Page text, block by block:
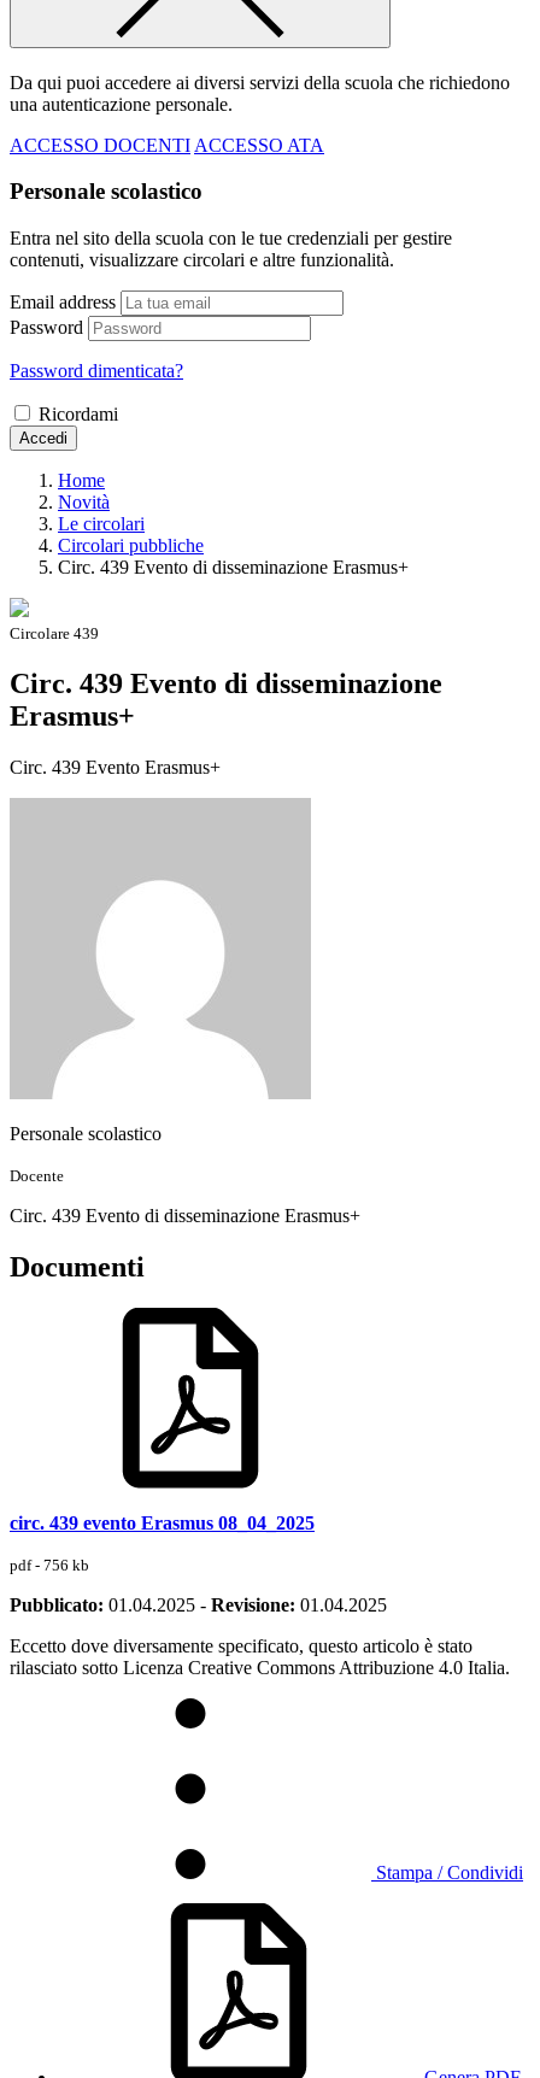
Da qui puoi accedere ai diversi servizi della scuola che richiedono
una autenticazione personale.
ACCESSO DOCENTI ACCESSO ATA
Personale scolastico
Entra nel sito della scuola con le tue credenziali per gestire
contenuti, visualizzare circolari e altre funzionalità.
Email address
Password
Password dimenticata?
Ricordami
Accedi
Home
Novità
Le circolari
Circolari pubbliche
Circ. 439 Evento di disseminazione Erasmus+
Circolare 439
Circ. 439 Evento di disseminazione
Erasmus+
Circ. 439 Evento Erasmus+
Personale scolastico
Docente
Circ. 439 Evento di disseminazione Erasmus+
Documenti
circ. 439 evento Erasmus 08_04_2025
pdf - 756 kb
Pubblicato: 01.04.2025 - Revisione: 01.04.2025
Eccetto dove diversamente specificato, questo articolo è stato
rilasciato sotto Licenza Creative Commons Attribuzione 4.0 Italia.
Stampa / Condividi